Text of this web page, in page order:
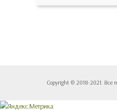
Copyright © 2018-2021. Все